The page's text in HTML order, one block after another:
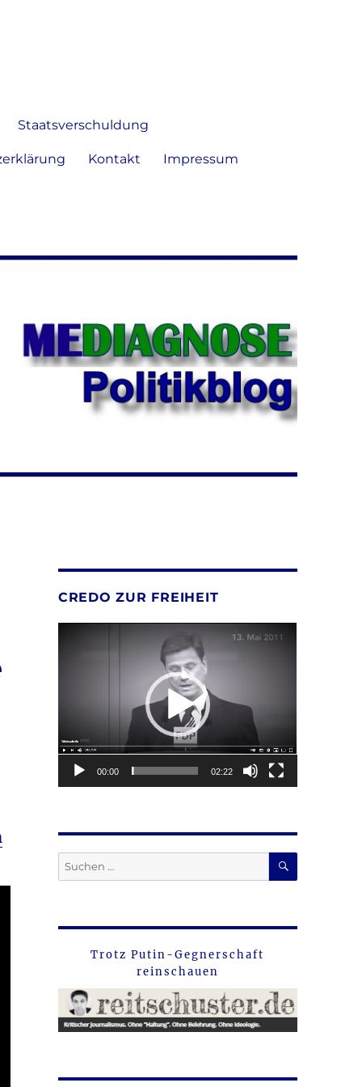
Staatsverschuldung
Kontakt Impressum
CREDO ZUR FREIHEIT
00:00 02:22
Suche
nach:
SUCHEN
Trotz Putin-Gegnerschaft
reinschauen